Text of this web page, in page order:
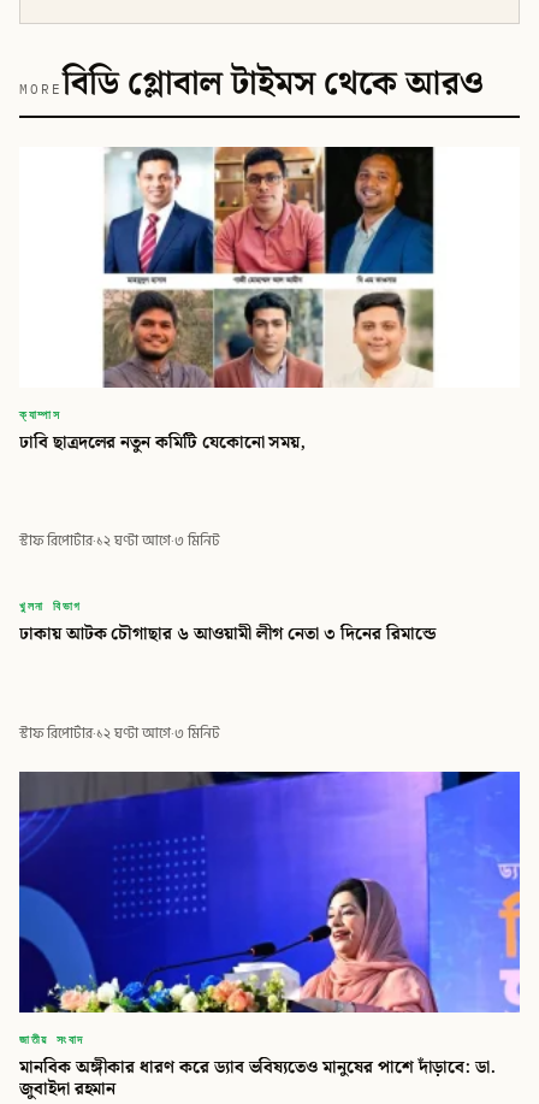
MOREবিডি গ্লোবাল টাইমস থেকে আরও
ক্যাম্পাস
ঢাবি ছাত্রদলের নতুন কমিটি যেকোনো সময়,
স্টাফ রিপোর্টার·১২ ঘণ্টা আগে·৩ মিনিট
বিডি
বিডি গ্লোবাল টাইমস
খুলনা বিভাগ
ঢাকায় আটক চৌগাছার ৬ আওয়ামী লীগ নেতা ৩ দিনের রিমান্ডে
স্টাফ রিপোর্টার·১২ ঘণ্টা আগে·৩ মিনিট
জাতীয় সংবাদ
মানবিক অঙ্গীকার ধারণ করে ড্যাব ভবিষ্যতেও মানুষের পাশে দাঁড়াবে: ডা.
জুবাইদা রহমান